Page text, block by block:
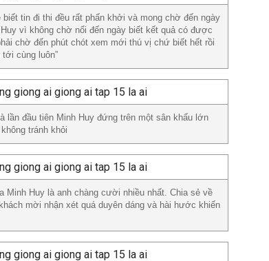
biết tin đi thi đều rất phấn khởi và mong chờ đến ngày
vì không chờ nổi đến ngày biết kết quả có được
chờ đến phút chót xem mới thú vị chứ biết hết rồi
cùng luôn”
lần đầu tiên Minh Huy đứng trên một sân khấu lớn
tránh khỏi
Minh Huy là anh chàng cười nhiều nhất. Chia sẻ về
mời nhận xét quá duyên dáng và hài hước khiến